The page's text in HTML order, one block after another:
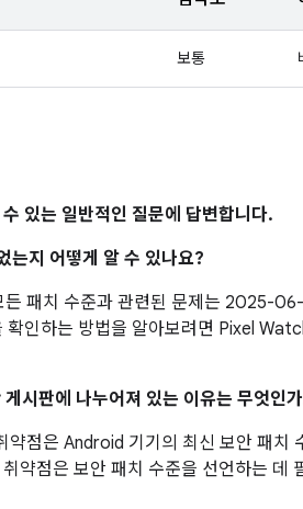
보통
있는 일반적인 질문에 답변합니다.
는지 어떻게 알 수 있나요?
패치 수준과 관련된 문제는 2025-
인하는 방법을 알아보려면 Pixel
시판에 나누어져 있는 이유는 무엇인
점은 Android 기기의 최신 보안 패치
약점은 보안 패치 수준을 선언하는 데